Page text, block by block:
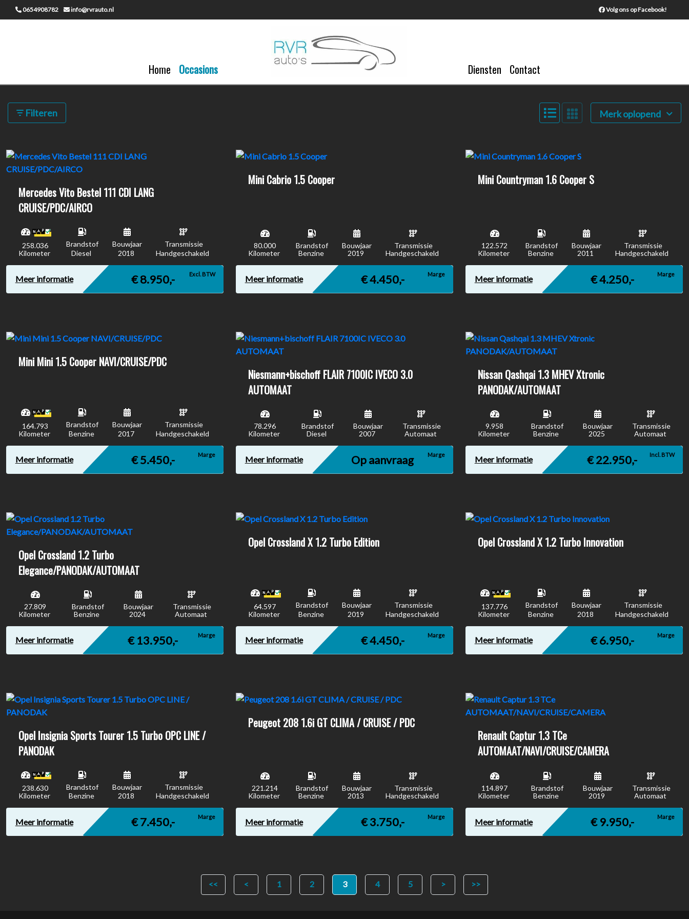
0654908782 info@rvrauto.nl Volg ons op Facebook!
Home Occasions Diensten Contact
Filteren Merk oplopend
Mercedes Vito Bestel 111 CDI LANG
CRUISE/PDC/AIRCO
258.036
Kilometer
Brandstof
Diesel
Bouwjaar
2018
Transmissie
Handgeschakeld
Meer informatie € 8.950,- Excl. BTW
Mini Cabrio 1.5 Cooper
80.000
Kilometer
Brandstof
Benzine
Bouwjaar
2019
Transmissie
Handgeschakeld
Meer informatie € 4.450,- Marge
Mini Countryman 1.6 Cooper S
122.572
Kilometer
Brandstof
Benzine
Bouwjaar
2011
Transmissie
Handgeschakeld
Meer informatie € 4.250,- Marge
Mini Mini 1.5 Cooper NAVI/CRUISE/PDC
164.793
Kilometer
Brandstof
Benzine
Bouwjaar
2017
Transmissie
Handgeschakeld
Meer informatie € 5.450,- Marge
Niesmann+bischoff FLAIR 7100IC IVECO 3.0
AUTOMAAT
78.296
Kilometer
Brandstof
Diesel
Bouwjaar
2007
Transmissie
Automaat
Meer informatie Op aanvraag Marge
Nissan Qashqai 1.3 MHEV Xtronic
PANODAK/AUTOMAAT
9.958
Kilometer
Brandstof
Benzine
Bouwjaar
2025
Transmissie
Automaat
Meer informatie € 22.950,- Incl. BTW
Opel Crossland 1.2 Turbo
Elegance/PANODAK/AUTOMAAT
27.809
Kilometer
Brandstof
Benzine
Bouwjaar
2024
Transmissie
Automaat
Meer informatie € 13.950,- Marge
Opel Crossland X 1.2 Turbo Edition
64.597
Kilometer
Brandstof
Benzine
Bouwjaar
2019
Transmissie
Handgeschakeld
Meer informatie € 4.450,- Marge
Opel Crossland X 1.2 Turbo Innovation
137.776
Kilometer
Brandstof
Benzine
Bouwjaar
2018
Transmissie
Handgeschakeld
Meer informatie € 6.950,- Marge
Opel Insignia Sports Tourer 1.5 Turbo OPC LINE /
PANODAK
238.630
Kilometer
Brandstof
Benzine
Bouwjaar
2018
Transmissie
Handgeschakeld
Meer informatie € 7.450,- Marge
Peugeot 208 1.6i GT CLIMA / CRUISE / PDC
221.214
Kilometer
Brandstof
Benzine
Bouwjaar
2013
Transmissie
Handgeschakeld
Meer informatie € 3.750,- Marge
Renault Captur 1.3 TCe
AUTOMAAT/NAVI/CRUISE/CAMERA
114.897
Kilometer
Brandstof
Benzine
Bouwjaar
2019
Transmissie
Automaat
Meer informatie € 9.950,- Marge
<< < 1 2 3 4 5 > >>